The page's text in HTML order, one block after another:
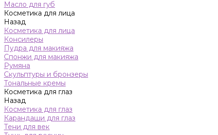
Масло для губ
Косметика для лица
Назад
Косметика для лица
Консилеры
Пудра для макияжа
Спонжи для макияжа
Румяна
Скульптуры и бронзеры
Тональные кремы
Косметика для глаз
Назад
Косметика для глаз
Карандаши для глаз
Тени для век